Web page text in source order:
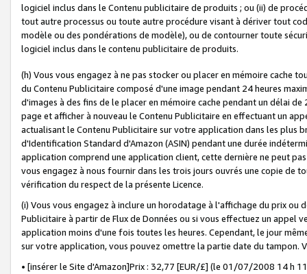
logiciel inclus dans le Contenu publicitaire de produits ; ou (ii) de
tout autre processus ou toute autre procédure visant à dériver tout
modèle ou des pondérations de modèle), ou de contourner toute
logiciel inclus dans le contenu publicitaire de produits.
(h) Vous vous engagez à ne pas stocker ou placer en mémoire cache
du Contenu Publicitaire composé d'une image pendant 24 heures
d'images à des fins de le placer en mémoire cache pendant un délai
page et afficher à nouveau le Contenu Publicitaire en effectuant un
actualisant le Contenu Publicitaire sur votre application dans les plus
d'Identification Standard d'Amazon (ASIN) pendant une durée
application comprend une application client, cette dernière ne peut
vous engagez à nous fournir dans les trois jours ouvrés une copie de
vérification du respect de la présente Licence.
(i) Vous vous engagez à inclure un horodatage à l'affichage du prix
Publicitaire à partir de Flux de Données ou si vous effectuez un appel
application moins d'une fois toutes les heures. Cependant, le jour
sur votre application, vous pouvez omettre la partie date du tampon.
• [insérer le Site d'Amazon]Prix : 32,77 [EUR/£] (le 01/07/2008 14 h